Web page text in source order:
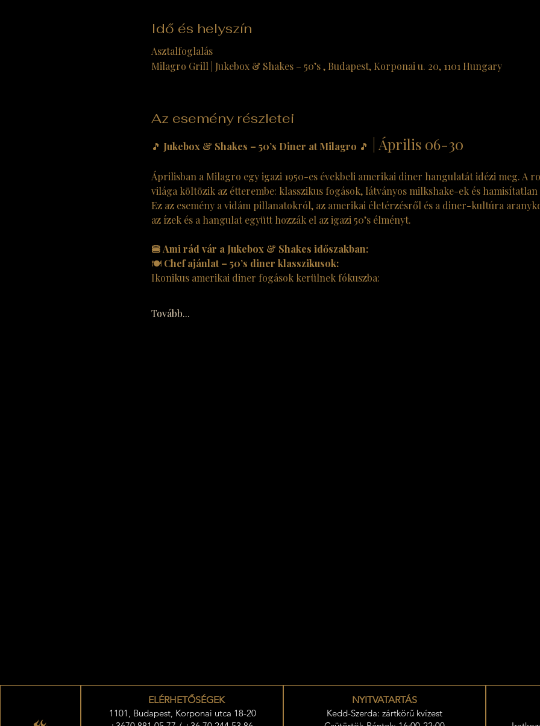
Idő és helyszín
Asztalfoglalás
Milagro Grill | Jukebox & Shakes – 50’s , Budapest, Korponai u. 20, 1101 Hungary
Az esemény részletei
🎵 Jukebox & Shakes – 50’s Diner at Milagro 🎵 | Április 06-30
Áprilisban a Milagro egy igazi 1950-es évekbeli amerikai diner hangulatát idézi meg. A
világa költözik az étterembe: klasszikus fogások, látványos milkshake-ek és
Ez az esemény a vidám pillanatokról, az amerikai életérzésről és a diner-kultúra
az ízek és a hangulat együtt hozzák el az igazi 50’s élményt.
🍔 Ami rád vár a Jukebox & Shakes időszakban:
🍽 Chef ajánlat – 50’s diner klasszikusok:
Ikonikus amerikai diner fogások kerülnek fókuszba:
Tovább...
ELÉRHETŐSÉGEK
1101, Budapest, Korponai utca 18-20
NYITVATARTÁS
Kedd-Szerda: zártkörű kvízest